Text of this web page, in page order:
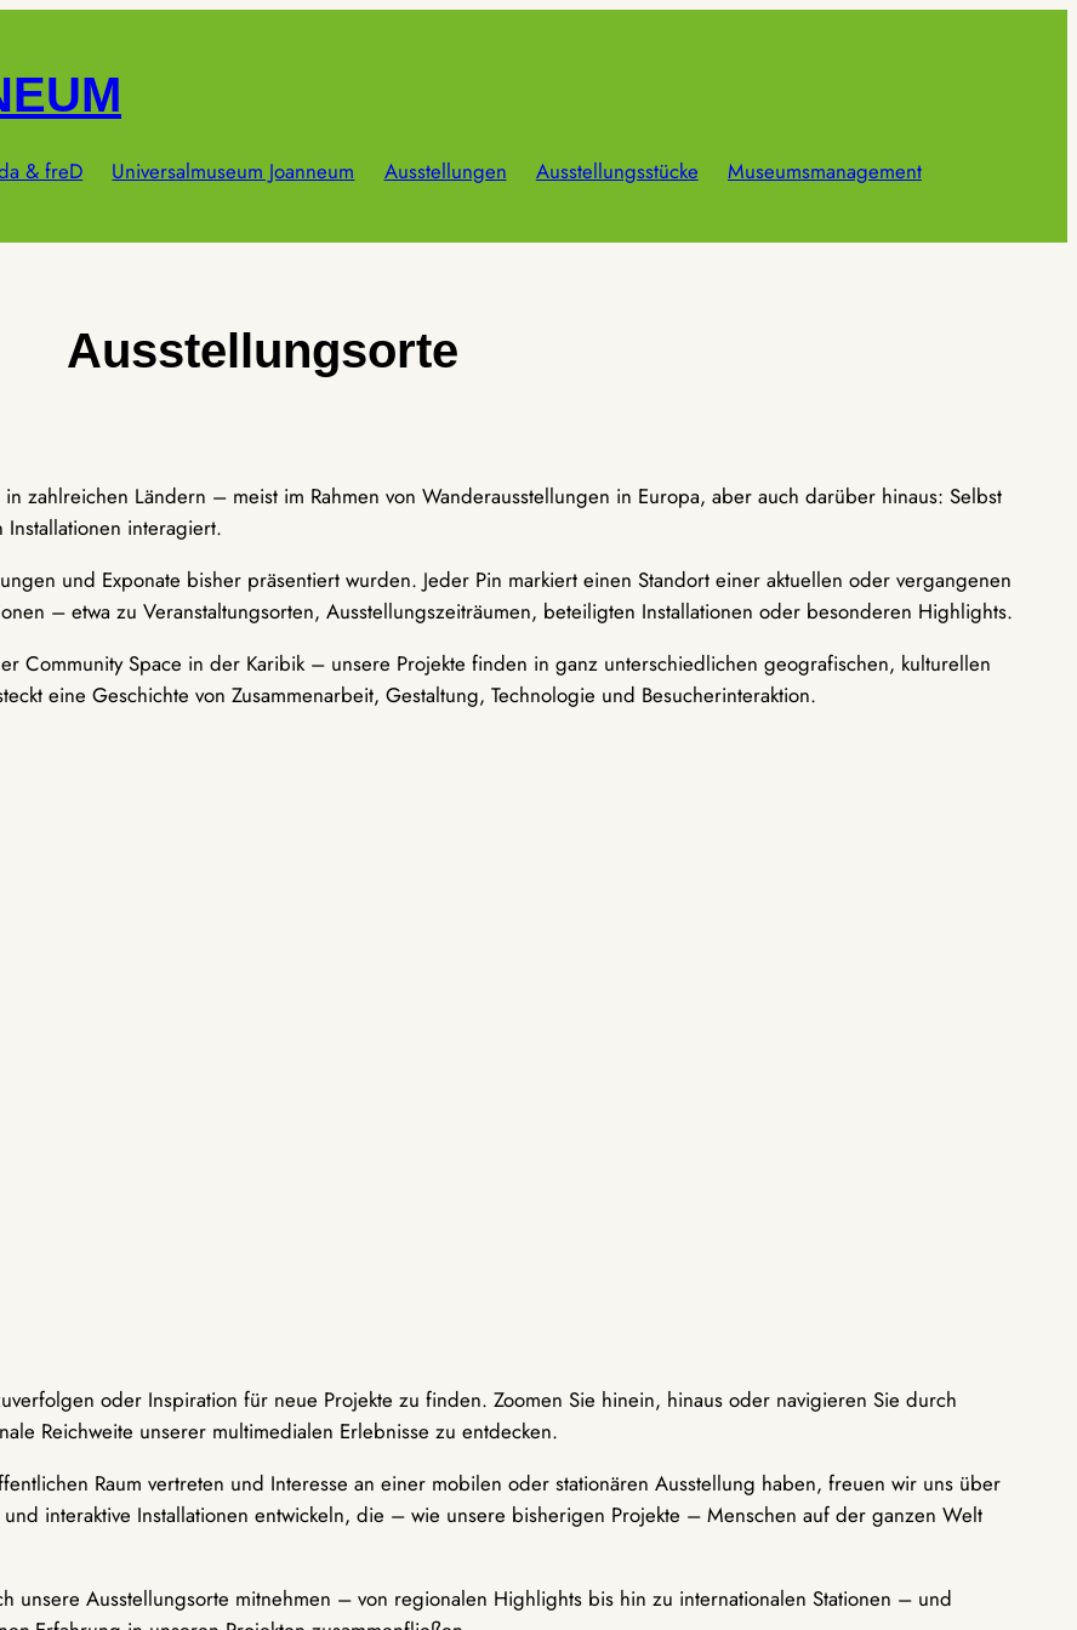
& freD Universalmuseum Joanneum Ausstellungen Ausstellungsstücke
Museumsmanagement
Ausstellungsorte
zahlreichen Ländern – meist im Rahmen von Wanderausstellungen in Europa, aber auch darüber hinaus: Selbst
interagiert.
und Exponate bisher präsentiert wurden. Jeder Pin markiert einen Standort einer aktuellen oder vergangenen
– etwa zu Veranstaltungsorten, Ausstellungszeiträumen, beteiligten Installationen oder besonderen Highlights.
Community Space in der Karibik – unsere Projekte finden in ganz unterschiedlichen geografischen, kulturellen
eine Geschichte von Zusammenarbeit, Gestaltung, Technologie und Besucherinteraktion.
oder Inspiration für neue Projekte zu finden. Zoomen Sie hinein, hinaus oder navigieren Sie durch
Reichweite unserer multimedialen Erlebnisse zu entdecken.
Raum vertreten und Interesse an einer mobilen oder stationären Ausstellung haben, freuen wir uns über
interaktive Installationen entwickeln, die – wie unsere bisherigen Projekte – Menschen auf der ganzen Welt
unsere Ausstellungsorte mitnehmen – von regionalen Highlights bis hin zu internationalen Stationen – und